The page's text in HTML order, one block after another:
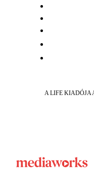
A LIFE KIADÓJA